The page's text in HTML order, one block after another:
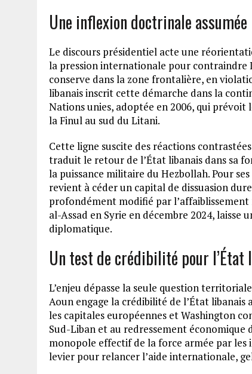
Une inflexion doctrinale assumée
Le discours présidentiel acte une
la pression internationale pour contraindre
conserve dans la zone frontalière, en
libanais inscrit cette démarche dans la
Nations unies, adoptée en 2006, qui prévoit
la Finul au sud du Litani.
Cette ligne suscite des réactions
traduit le retour de l’État libanais dans sa
la puissance militaire du Hezbollah. Pour
revient à céder un capital de dissuasion
profondément modifié par
al-Assad en Syrie en décembre 2024,
diplomatique.
Un test de crédibilité pour l’État
L’enjeu dépasse la seule question
Aoun engage la crédibilité de l’État
les capitales européennes et Washington
Sud-Liban et au redressement économique
monopole effectif de la force armée par
levier pour relancer l’aide internationale,